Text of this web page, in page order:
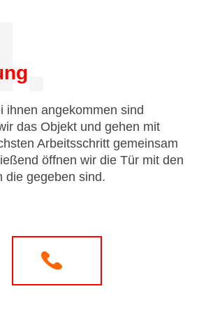
ihnen angekommen sind
das Objekt und gehen mit
Arbeitsschritt gemeinsam
öffnen wir die Tür mit den
die gegeben sind.